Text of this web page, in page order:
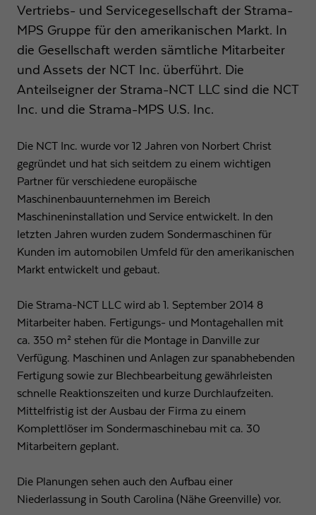
Vertriebs- und Servicegesellschaft der Strama-
MPS Gruppe für den amerikanischen Markt. In
die Gesellschaft werden sämtliche Mitarbeiter
und Assets der NCT Inc. überführt. Die
Anteilseigner der Strama-NCT LLC sind die NCT
Inc. und die Strama-MPS U.S. Inc.
Die NCT Inc. wurde vor 12 Jahren von Norbert Christ
gegründet und hat sich seitdem zu einem wichtigen
Partner für verschiedene europäische
Maschinenbauunternehmen im Bereich
Maschineninstallation und Service entwickelt. In den
letzten Jahren wurden zudem Sondermaschinen für
Kunden im automobilen Umfeld für den amerikanischen
Markt entwickelt und gebaut.
Die Strama-NCT LLC wird ab 1. September 2014 8
Mitarbeiter haben. Fertigungs- und Montagehallen mit
ca. 350 m² stehen für die Montage in Danville zur
Verfügung. Maschinen und Anlagen zur spanabhebenden
Fertigung sowie zur Blechbearbeitung gewährleisten
schnelle Reaktionszeiten und kurze Durchlaufzeiten.
Mittelfristig ist der Ausbau der Firma zu einem
Komplettlöser im Sondermaschinebau mit ca. 30
Mitarbeitern geplant.
Die Planungen sehen auch den Aufbau einer
Niederlassung in South Carolina (Nähe Greenville) vor.
Anbieter Strama-MPS Maschinenbau GmbH & Co. KG
Laufzeit 1 Jahr
Zweck
Speichert den Zustimmungsstatus des Benutzers
für Cookies auf der aktuellen Domäne
Registriert eine eindeutige ID, die verwendet wird,
Website nutzt, zu generieren.
Laufzeit 1 Tag
Zweck
Name _gid
Zweck
Registriert eine eindeutige ID, die verwendet wird,
um statistische Daten dazu, wie der Besucher die
Website nutzt, zu generieren.